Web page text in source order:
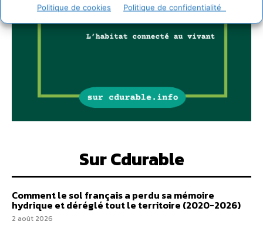
Politique de cookies Politique de confidentialité
Sur Cdurable
Comment le sol français a perdu sa mémoire
hydrique et déréglé tout le territoire (2020-2026)
2 août 2026